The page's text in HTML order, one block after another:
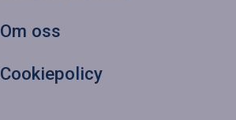
Om oss
Cookiepolicy